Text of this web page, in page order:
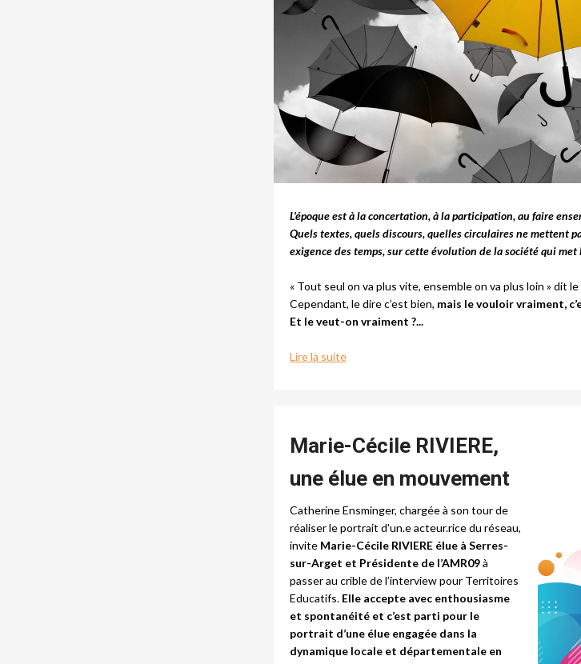
L’époque est à la concertation, à la participation, au faire
Quels textes, quels discours, quelles circulaires ne mettent
exigence des temps, sur cette évolution de la société qui
« Tout seul on va plus vite, ensemble on va plus loin » dit
Cependant, le dire c’est bien, mais le vouloir vraiment,
Et le veut-on vraiment ?...
Lire la suite
Marie-Cécile RIVIERE,
une élue en mouvement
Catherine Ensminger, chargée à son tour de
réaliser le portrait d'un.e acteur.rice du réseau,
invite Marie-Cécile RIVIERE élue à Serres-
sur-Arget et Présidente de l’AMR09à
passer au crible de l’interview pour Territoires
Educatifs. Elle accepte avec enthousiasme
et spontanéité et c’est parti pour le
portrait d’une élue engagée dans la
dynamique locale et départementale en